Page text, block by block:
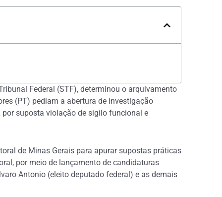
Federal (STF), determinou o arquivamento
(PT) pediam a abertura de investigação
suposta violação de sigilo funcional e
de Minas Gerais para apurar supostas práticas
por meio de lançamento de candidaturas
Antonio (eleito deputado federal) e as demais